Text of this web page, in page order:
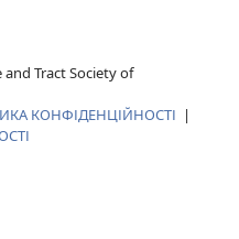
and Tract Society of
КОНФІДЕНЦІЙНОСТІ |